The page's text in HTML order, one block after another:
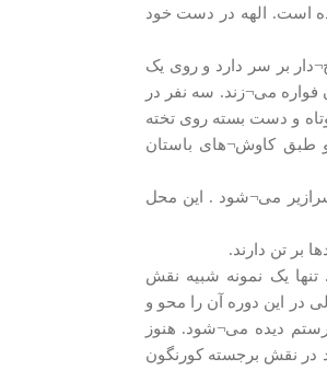
دیده شده است. الهه در دست خود
بر سر دارد و روی یک
می¬زند. سه نفر در
و دست بسته روی تخته
طبق کاوش¬های باستان
می¬شود . این محل
بر تن دارند.
یک نمونه شبیه نقش
در این دوره آن را محو و
دیده می¬شود. هنوز
در نقش برجسته کورنگون